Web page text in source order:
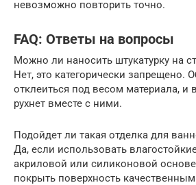
невозможно повторить точно.
FAQ: Ответы на вопросы
Можно ли наносить штукатурку на
Нет, это категорически запрещено.
отклеиться под весом материала, и
рухнет вместе с ними.
Подойдет ли такая отделка для
Да, если использовать
акриловой или силиконовой
покрыть поверхность